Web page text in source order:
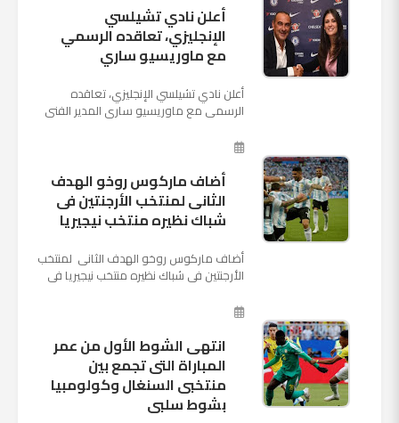
أعلن نادي تشيلسي
الإنجليزي، تعاقده الرسمي
مع ماوريسيو ساري
أعلن نادي تشيلسي الإنجليزي، تعاقده
الرسمي مع ماوريسيو ساري المدير الفني
المقبل وخلافة أنطونيو كو...
أضاف ماركوس روخو الهدف
الثانى لمنتخب الأرجنتين فى
شباك نظيره منتخب نيجيريا
أضاف ماركوس روخو الهدف الثانى لمنتخب
الأرجنتين فى شباك نظيره منتخب نيجيريا فى
"كريستوفسك...
انتهى الشوط الأول من عمر
المباراة التى تجمع بين
منتخبى السنغال وكولومبيا
بشوط سلبى